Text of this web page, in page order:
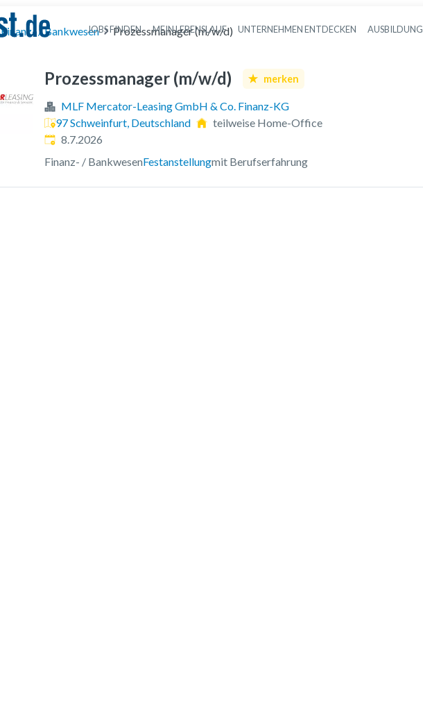
Haupt-Navigation
JOBS FINDEN MEIN LEBENSLAUF UNTERNEHMEN ENTDECKEN AUSBILDUNG
Finanz- / Bankwesen Prozessmanager (m/w/d)
Prozessmanager (m/w/d) merken
MLF Mercator-Leasing GmbH & Co. Finanz-KG
97 Schweinfurt, Deutschland
teilweise Home-Office
Veröffentlicht
8.7.2026
Finanz- / BankwesenFestanstellungmit Berufserfahrung